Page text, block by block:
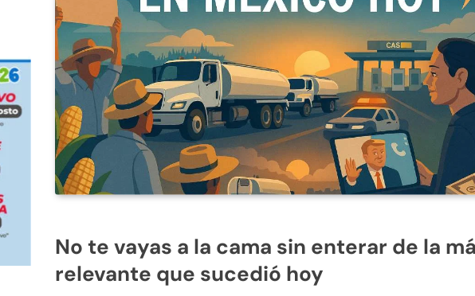
No te vayas a la cama sin enterar de la
relevante que sucedió hoy